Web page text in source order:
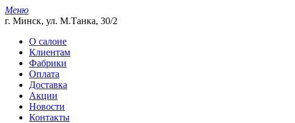
Меню
г. Минск, ул. М.Танка, 30/2
О салоне
Клиентам
Фабрики
Оплата
Доставка
Акции
Новости
Контакты